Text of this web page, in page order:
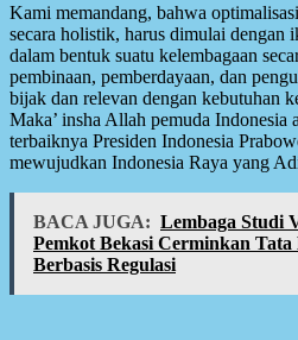
Kami memandang, bahwa
secara holistik, harus dimulai dengan
dalam bentuk suatu kelembagaan
pembinaan, pemberdayaan, dan
bijak dan relevan dengan kebutuhan
Maka’ insha Allah pemuda Indonesia
terbaiknya Presiden Indonesia
mewujudkan Indonesia Raya yang
BACA JUGA: Lembaga Studi
Pemkot Bekasi Cerminkan Tata
Berbasis Regulasi